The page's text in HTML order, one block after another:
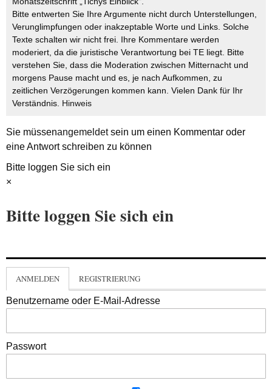
Bitte entwerten Sie Ihre Argumente nicht durch Unterstellungen,
Verunglimpfungen oder inakzeptable Worte und Links. Solche
Texte schalten wir nicht frei. Ihre Kommentare werden
moderiert, da die juristische Verantwortung bei TE liegt. Bitte
verstehen Sie, dass die Moderation zwischen Mitternacht und
morgens Pause macht und es, je nach Aufkommen, zu
zeitlichen Verzögerungen kommen kann. Vielen Dank für Ihr
Verständnis. Hinweis
Sie müssenangemeldetsein um einen Kommentar oder
eine Antwort schreiben zu können
Bitte loggen Sie sich ein
×
Bitte loggen Sie sich ein
ANMELDEN REGISTRIERUNG
Benutzername oder E-Mail-Adresse
Passwort